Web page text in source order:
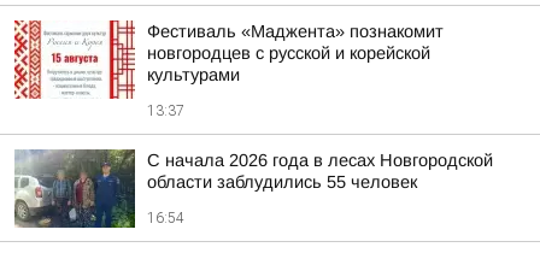
Фестиваль «Маджента» познакомит
новгородцев с русской и корейской
культурами
13:37
С начала 2026 года в лесах Новгородской
области заблудились 55 человек
16:54